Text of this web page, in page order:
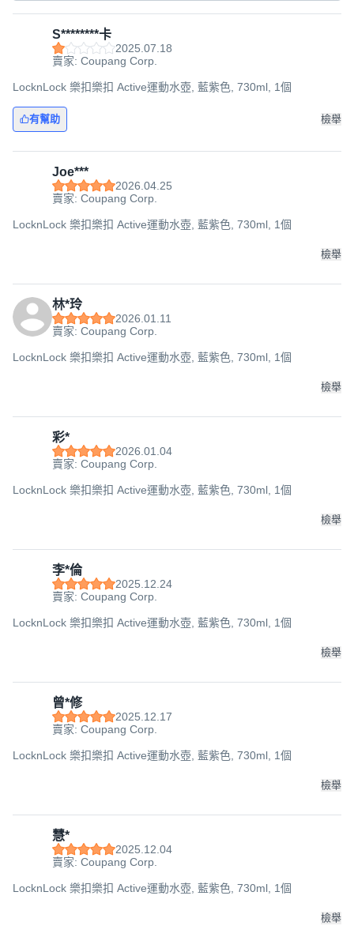
S********卡
2025.07.18
賣家: Coupang Corp.
LocknLock 樂扣樂扣 Active運動水壺, 藍紫色, 730ml, 1個
有幫助 檢舉
Joe***
2026.04.25
賣家: Coupang Corp.
LocknLock 樂扣樂扣 Active運動水壺, 藍紫色, 730ml, 1個
檢舉
林*玲
2026.01.11
賣家: Coupang Corp.
LocknLock 樂扣樂扣 Active運動水壺, 藍紫色, 730ml, 1個
檢舉
彩*
2026.01.04
賣家: Coupang Corp.
LocknLock 樂扣樂扣 Active運動水壺, 藍紫色, 730ml, 1個
檢舉
李*倫
2025.12.24
賣家: Coupang Corp.
LocknLock 樂扣樂扣 Active運動水壺, 藍紫色, 730ml, 1個
檢舉
曾*修
2025.12.17
賣家: Coupang Corp.
LocknLock 樂扣樂扣 Active運動水壺, 藍紫色, 730ml, 1個
檢舉
慧*
2025.12.04
賣家: Coupang Corp.
LocknLock 樂扣樂扣 Active運動水壺, 藍紫色, 730ml, 1個
檢舉